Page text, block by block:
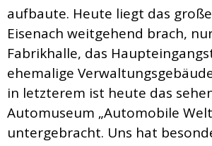
aufbaute. Heute liegt das
Eisenach weitgehend brach,
Fabrikhalle, das
ehemalige
in letzterem ist heute das
Automuseum „Automobile Welt
untergebracht. Uns hat